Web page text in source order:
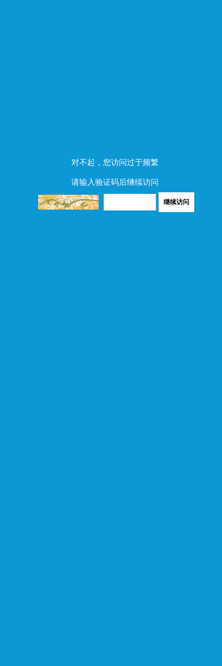
对不起，您访问过于频繁
请输入验证码后继续访问
继续访问